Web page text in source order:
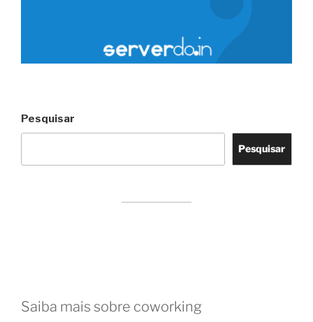
Pesquisar
Pesquisar
Saiba mais sobre coworking